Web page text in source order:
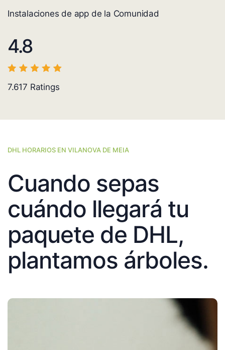
Instalaciones de app de la Comunidad
4.8
7.617 Ratings
DHL HORARIOS EN VILANOVA DE MEIA
Cuando sepas
cuándo llegará tu
paquete de DHL,
plantamos árboles.